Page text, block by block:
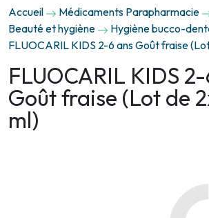
Accueil Médicaments Parapharmacie
Beauté et hygiène
Hygiène bucco-
FLUOCARIL KIDS 2-6 ans Goût fraise
FLUOCARIL KIDS
Goût fraise (Lot de
ml)